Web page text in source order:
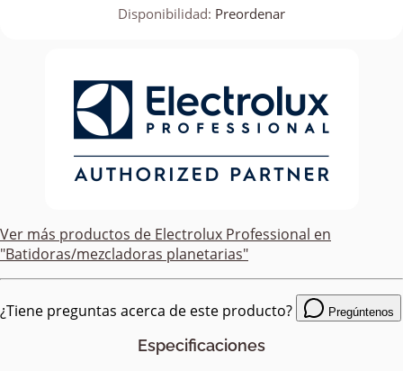
Disponibilidad: Preordenar
Ver más productos de Electrolux Professional en
"Batidoras/mezcladoras planetarias"
¿Tiene preguntas acerca de este producto? Pregúntenos
Especificaciones